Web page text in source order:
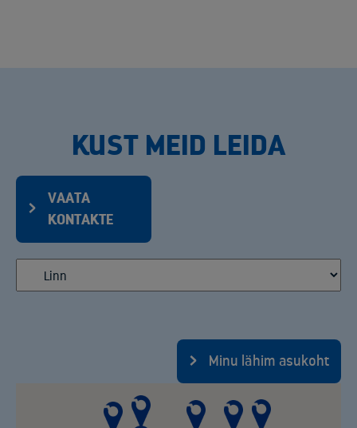
KUST MEID LEIDA
VAATA
KONTAKTE
Minu lähim asukoht